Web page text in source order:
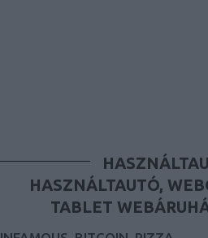
HASZNÁLTAUTÓ,
TABLET